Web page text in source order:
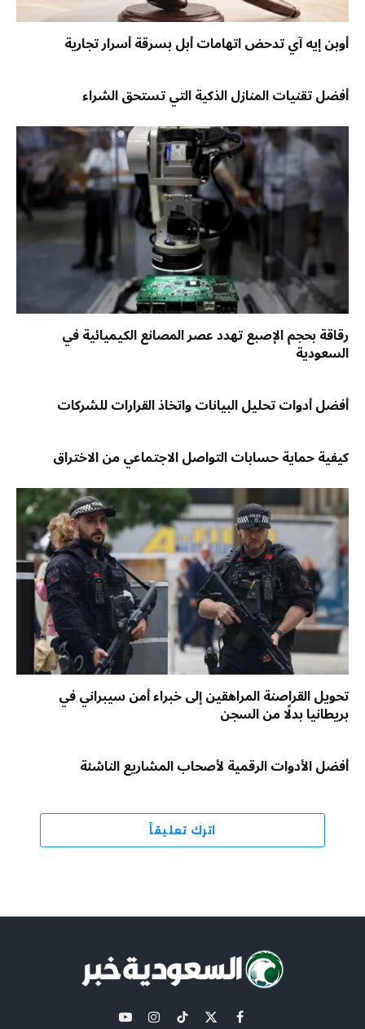
أوبن إيه آي تدحض اتهامات أبل بسرقة أسرار تجارية
أفضل تقنيات المنازل الذكية التي تستحق الشراء
رقاقة بحجم الإصبع تهدد عصر المصانع الكيميائية في
السعودية
أفضل أدوات تحليل البيانات واتخاذ القرارات للشركات
كيفية حماية حسابات التواصل الاجتماعي من الاختراق
تحويل القراصنة المراهقين إلى خبراء أمن سيبراني في
بريطانيا بدلًا من السجن
أفضل الأدوات الرقمية لأصحاب المشاريع الناشئة
اترك تعليقاً